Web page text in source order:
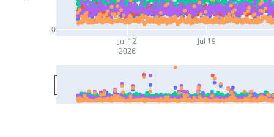
Jul 12
2026
Jul 19
0